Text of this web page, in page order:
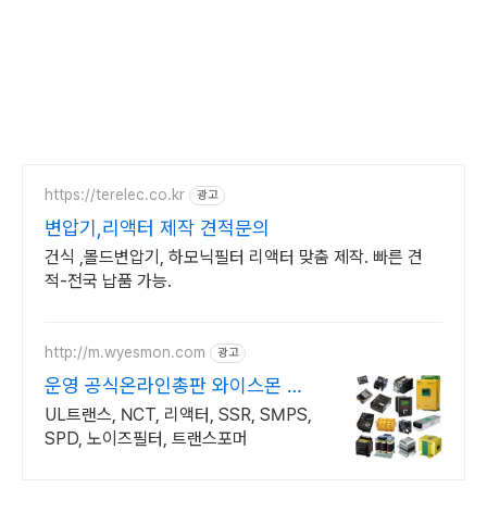
https://terelec.co.kr 광고
변압기,리액터 제작 견적문의
건식 ,몰드변압기, 하모닉필터 리액터 맞춤 제작. 빠른 견
적-전국 납품 가능.
http://m.wyesmon.com 광고
운영 공식온라인총판 와이스몬 계
산서발행 대량구매 상담환영
UL트랜스, NCT, 리액터, SSR, SMPS,
SPD, 노이즈필터, 트랜스포머